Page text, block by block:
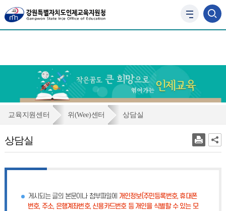
사
로
가
기
상
실
교육지원센터 위(Wee)센터 상담실
상담실
게시되는 글의 본문이나 첨부파일에 개인정보(주민등록번호, 휴대폰
번호, 주소, 은행계좌번호, 신용카드번호 등 개인을 식별할 수 있는 모